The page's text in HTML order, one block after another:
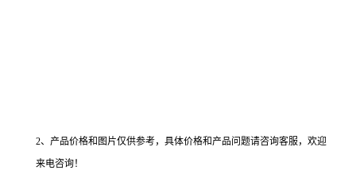
2、产品价格和图片仅供参考，具体价格和产品问题请咨询客服，欢迎
来电咨询！